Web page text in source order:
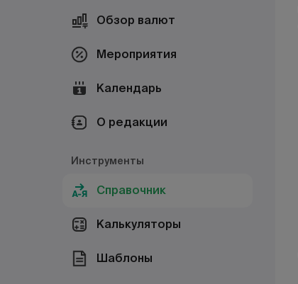
Обзор валют
Мероприятия
Календарь
О редакции
Инструменты
Справочник
Калькуляторы
Шаблоны